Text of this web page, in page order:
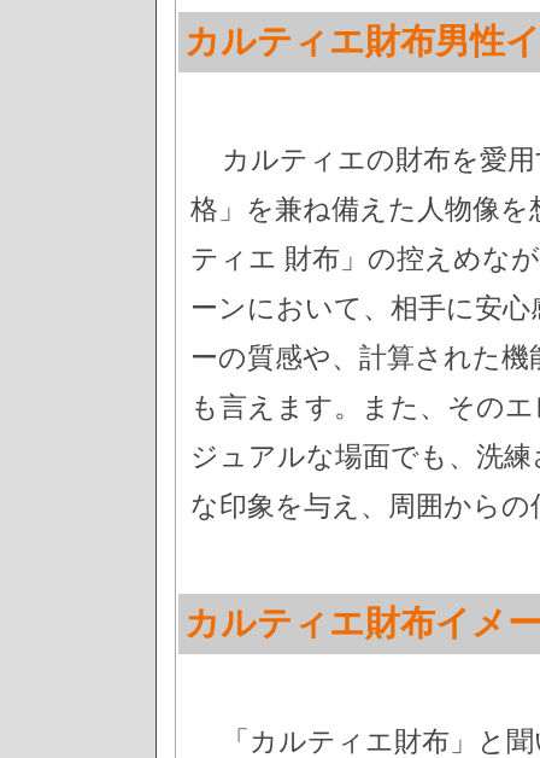
カルティエ財布男性
カルティエの財布を愛
格」を兼ね備えた人物像
ティエ 財布」の控えめな
ーンにおいて、相手に安
ーの質感や、計算された
も言えます。また、その
ジュアルな場面でも、洗
な印象を与え、周囲から
カルティエ財布イメ
「カルティエ財布」と